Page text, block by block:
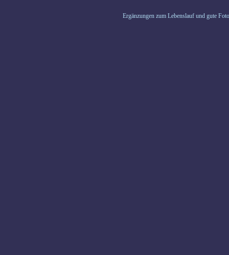
Ergänzungen zum Lebenslauf und gute